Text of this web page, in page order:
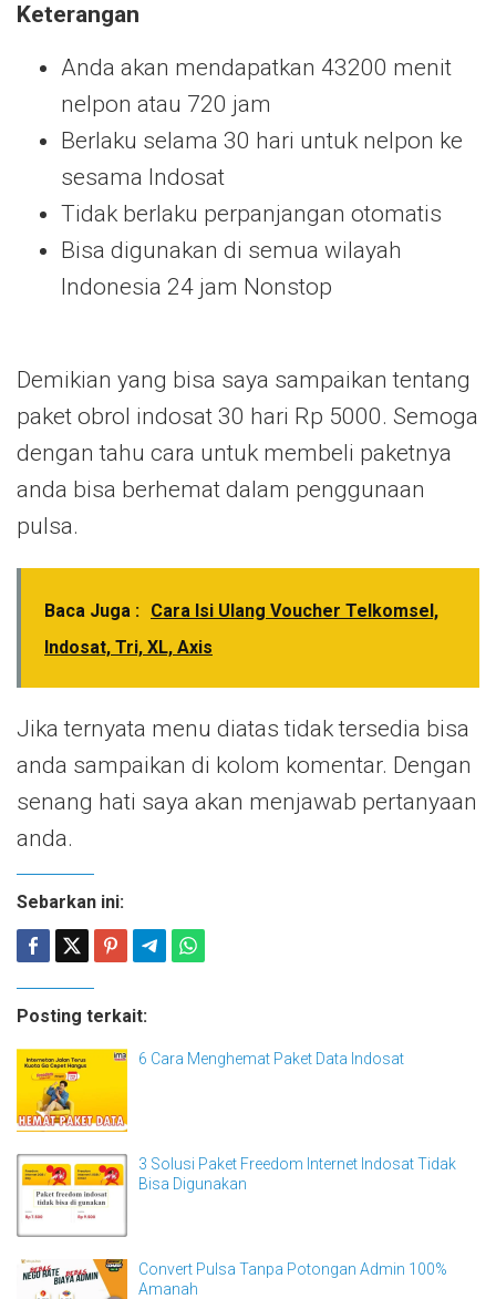
Keterangan
Anda akan mendapatkan 43200 menit
nelpon atau 720 jam
Berlaku selama 30 hari untuk nelpon ke
sesama Indosat
Tidak berlaku perpanjangan otomatis
Bisa digunakan di semua wilayah
Indonesia 24 jam Nonstop
Demikian yang bisa saya sampaikan tentang
paket obrol indosat 30 hari Rp 5000. Semoga
dengan tahu cara untuk membeli paketnya
anda bisa berhemat dalam penggunaan
pulsa.
Baca Juga : Cara Isi Ulang Voucher Telkomsel,
Indosat, Tri, XL, Axis
Jika ternyata menu diatas tidak tersedia bisa
anda sampaikan di kolom komentar. Dengan
senang hati saya akan menjawab pertanyaan
anda.
Sebarkan ini:
Posting terkait:
6 Cara Menghemat Paket Data Indosat
3 Solusi Paket Freedom Internet Indosat Tidak
Bisa Digunakan
Convert Pulsa Tanpa Potongan Admin 100%
Amanah